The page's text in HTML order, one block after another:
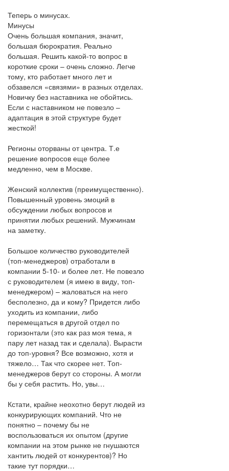
Теперь о минусах.
Минусы
Очень большая компания, значит,
большая бюрократия. Реально
большая. Решить какой-то вопрос в
короткие сроки – очень сложно. Легче
тому, кто работает много лет и
обзавелся «связями» в разных отделах.
Новичку без наставника не обойтись.
Если с наставником не повезло –
адаптация в этой структуре будет
жесткой!
Регионы оторваны от центра. Т.е
решение вопросов еще более
медленно, чем в Москве.
Женский коллектив (преимущественно).
Повышенный уровень эмоций в
обсуждении любых вопросов и
принятии любых решений. Мужчинам
на заметку.
Большое количество руководителей
(топ-менеджеров) отработали в
компании 5-10- и более лет. Не повезло
с руководителем (я имею в виду, топ-
менеджером) – жаловаться на него
бесполезно, да и кому? Придется либо
уходить из компании, либо
перемещаться в другой отдел по
горизонтали (это как раз моя тема, я
пару лет назад так и сделала). Вырасти
до топ-уровня? Все возможно, хотя и
тяжело… Так что скорее нет. Топ-
менеджеров берут со стороны. А могли
бы у себя растить. Но, увы…
Кстати, крайне неохотно берут людей из
конкурирующих компаний. Что не
понятно – почему бы не
воспользоваться их опытом (другие
компании на этом рынке не гнушаются
хантить людей от конкурентов)? Но
такие тут порядки…